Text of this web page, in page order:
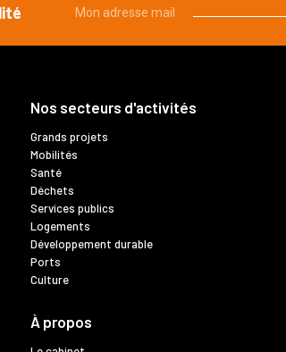
Mon adresse mail
Nos secteurs d'activités
Grands projets
Mobilités
Santé
Déchets
Services publics
Logements
Développement durable
Ports
Culture
À propos